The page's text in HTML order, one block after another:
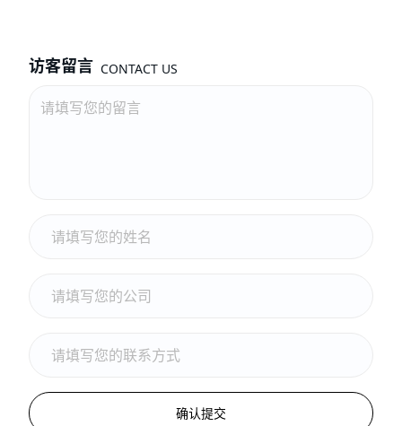
访客留言 CONTACT US
确认提交